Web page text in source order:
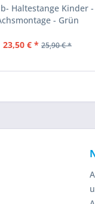
Haltestange Kinder -
- Grün
23,50 € * 25,90 € *